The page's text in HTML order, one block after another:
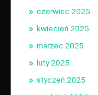
czerwiec 2025
kwiecień 2025
marzec 2025
luty 2025
styczeń 2025